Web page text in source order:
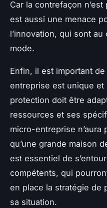
Car la contrefaçon
est aussi une menace
l’innovation, qui sont
mode.
Enfin, il est important
entreprise est unique et
protection doit être
ressources et ses
micro-entreprise n’aura
qu’une grande maison
est essentiel de
compétents, qui
en place la stratégie de
sa situation.